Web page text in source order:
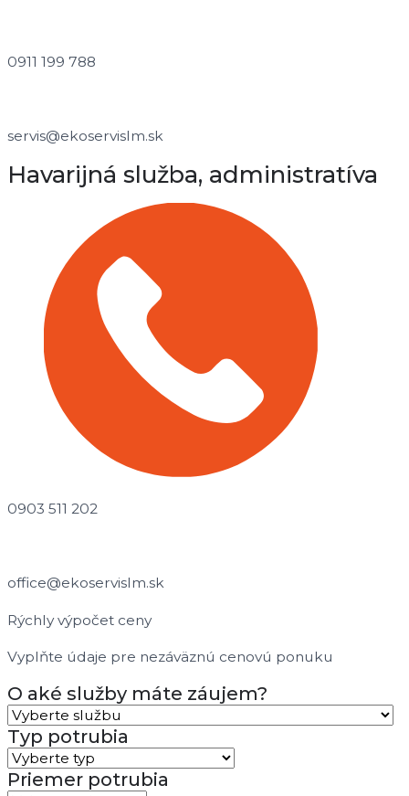
0911 199 788
servis@ekoservislm.sk​
Havarijná služba, administratíva
0903 511 202
office@ekoservislm.sk
Rýchly výpočet ceny
Vyplňte údaje pre nezáväznú cenovú ponuku
O aké služby máte záujem?
Typ potrubia
Priemer potrubia